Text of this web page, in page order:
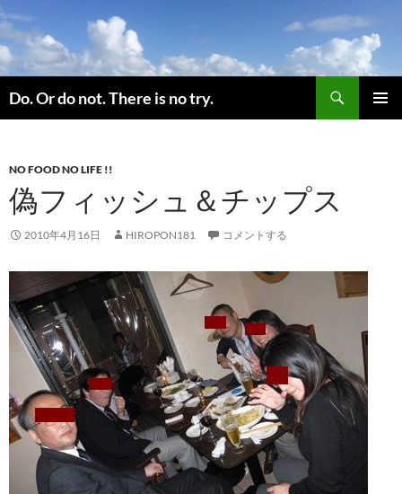
コ
ン
テ
ン
ツ
へ
プ
Do. Or do not. There is no try.
索
NO FOOD NO LIFE !!
偽フィッシュ＆チップス
2010年4月16日 HIROPON181 コメントする